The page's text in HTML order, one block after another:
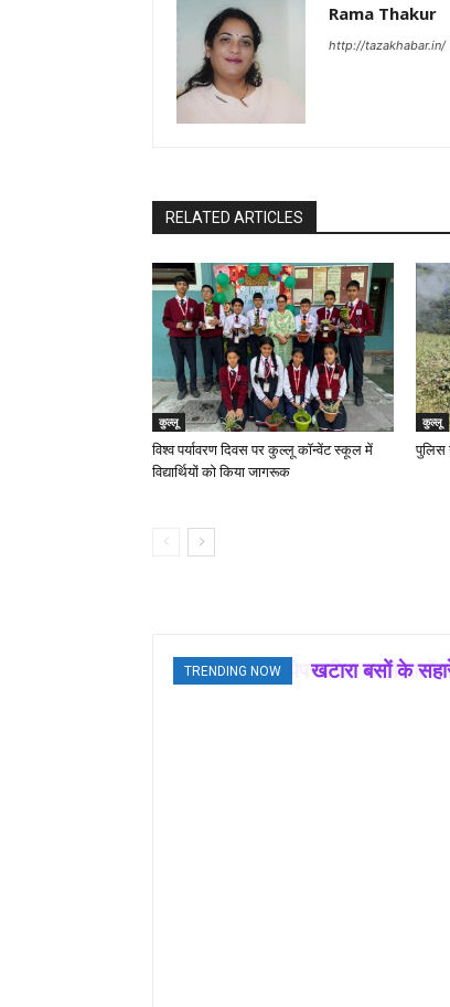
Rama Thakur
http://tazakhabar.in/
RELATED ARTICLES
कुल्लू
विश्व पर्यावरण दिवस पर कुल्लू कॉन्वेंट स्कूल में
विद्यार्थियों को किया जागरूक
कुल्लू
पुलिस